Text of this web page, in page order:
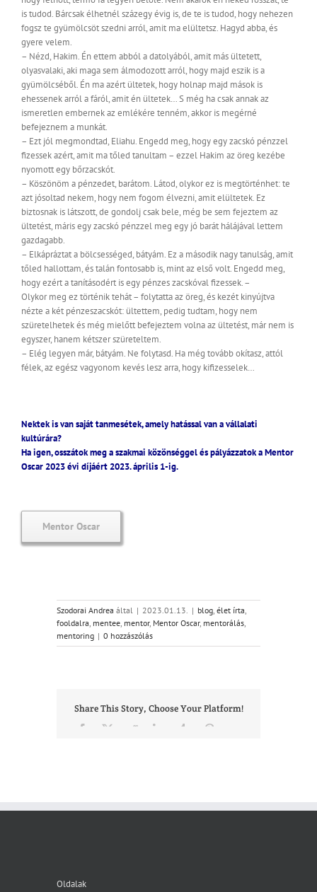
is tudod. Bárcsak élhetnél százegy évig is, de te is tudod, hogy nehezen
fogsz te gyümölcsöt szedni arról, amit ma elültetsz. Hagyd abba, és
gyere velem.
– Nézd, Hakim. Én ettem abból a datolyából, amit más ültetett,
olyasvalaki, aki maga sem álmodozott arról, hogy majd eszik is a
gyümölcséből. Én ma azért ültetek, hogy holnap majd mások is
ehessenek arról a fáról, amit én ültetek… S még ha csak annak az
ismeretlen embernek az emlékére tenném, akkor is megérné
befejeznem a munkát.
– Ezt jól megmondtad, Eliahu. Engedd meg, hogy egy zacskó pénzzel
fizessek azért, amit ma tőled tanultam – ezzel Hakim az öreg kezébe
nyomott egy bőrzacskót.
– Köszönöm a pénzedet, barátom. Látod, olykor ez is megtörténhet: te
azt jósoltad nekem, hogy nem fogom élvezni, amit elültetek. Ez
biztosnak is látszott, de gondolj csak bele, még be sem fejeztem az
ültetést, máris egy zacskó pénzzel meg egy jó barát hálájával lettem
gazdagabb.
– Elkápráztat a bölcsességed, bátyám. Ez a második nagy tanulság, amit
tőled hallottam, és talán fontosabb is, mint az első volt. Engedd meg,
hogy ezért a tanításodért is egy pénzes zacskóval fizessek. –
Olykor meg ez történik tehát – folytatta az öreg, és kezét kinyújtva
nézte a két pénzeszacskót: ültettem, pedig tudtam, hogy nem
szüretelhetek és még mielőtt befejeztem volna az ültetést, már nem is
egyszer, hanem kétszer szüreteltem.
– Elég legyen már, bátyám. Ne folytasd. Ha még tovább okítasz, attól
félek, az egész vagyonom kevés lesz arra, hogy kifizesselek…
Nektek is van saját tanmesétek, amely hatással van a vállalati
kultúrára?
Ha igen, osszátok meg a szakmai közönséggel és pályázzatok a Mentor
Oscar 2023 évi díjáért 2023. április 1-ig.
Mentor Oscar
Szodorai Andrea által | 2023.01.13. | blog, élet írta,
fooldalra, mentee, mentor, Mentor Oscar, mentorálás,
mentoring | 0 hozzászólás
Share This Story, Choose Your Platform!
Facebook Reddit LinkedInTumblr
Oldalak